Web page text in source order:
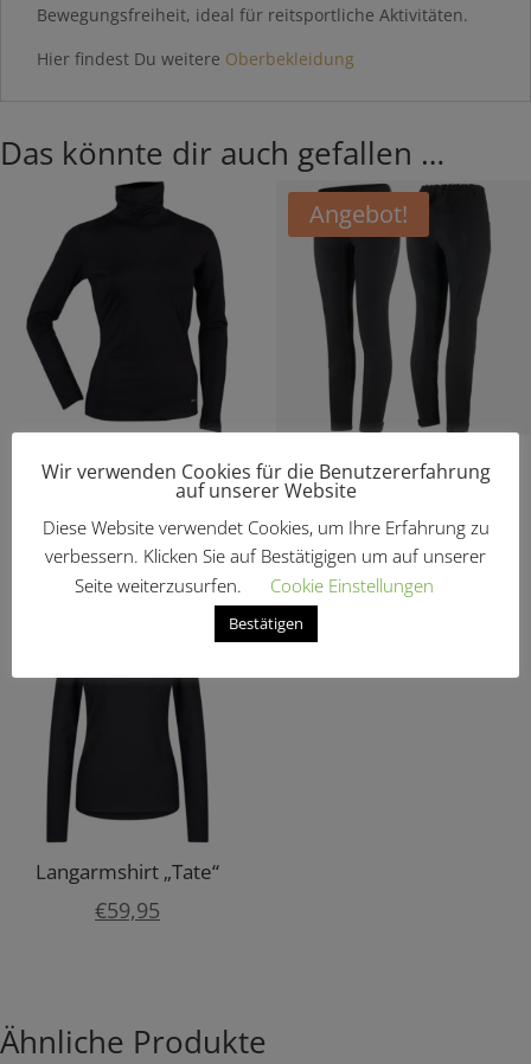
Bewegungsfreiheit, ideal für reitsportliche Aktivitäten.
Hier findest Du weitere Oberbekleidung
Das könnte dir auch gefallen …
Angebot!
Silikonvollbesatz
99,95
Preis
war:
€ 59,97
Preis
Langarmshirt „Tate“
€59,95
Ähnliche Produkte
Wir verwenden Cookies für die Benutzererfahrung
auf unserer Website
Diese Website verwendet Cookies, um Ihre Erfahrung zu
verbessern. Klicken Sie auf Bestätigigen um auf unserer
Seite weiterzusurfen.
Cookie Einstellungen
Bestätigen